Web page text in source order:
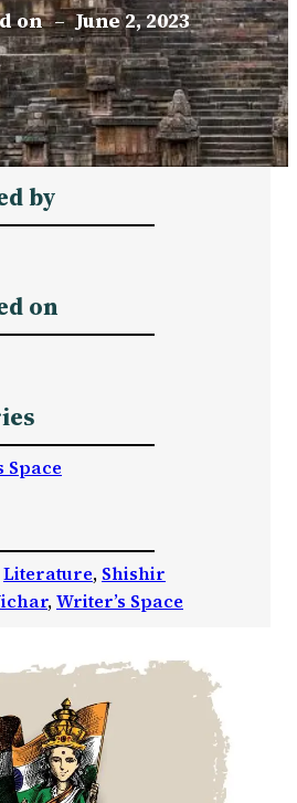
on – June 2, 2023
by
on
Space
Literature, Shishir
, Writer’s Space